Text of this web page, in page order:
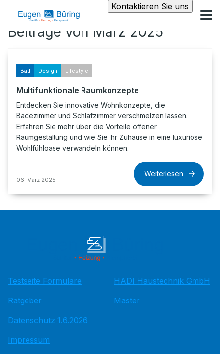
Kontaktieren Sie uns
Beiträge von März 2025
Bad Design Lifestyle
Multifunktionale Raumkonzepte
Entdecken Sie innovative Wohnkonzepte, die
Badezimmer und Schlafzimmer verschmelzen lassen.
Erfahren Sie mehr über die Vorteile offener
Raumgestaltung und wie Sie Ihr Zuhause in eine luxuriöse
Wohlfühloase verwandeln können.
06. März 2025
Weiterlesen
Testseite Formulare
Ratgeber
Datenschutz 1.6.2026
Impressum
HADI Haustechnik GmbH
Master